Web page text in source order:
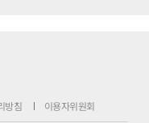
방침 이용자위원회